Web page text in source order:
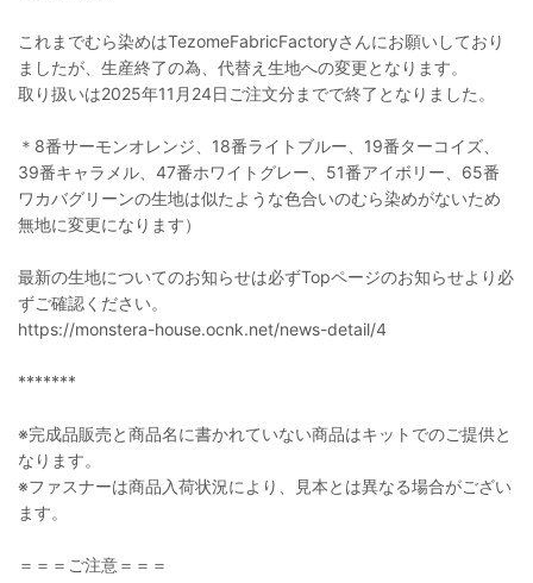
これまでむら染めはTezomeFabricFactoryさんにお願いしており
ましたが、生産終了の為、代替え生地への変更となります。
取り扱いは2025年11月24日ご注文分までで終了となりました。
＊8番サーモンオレンジ、18番ライトブルー、19番ターコイズ、
39番キャラメル、47番ホワイトグレー、51番アイボリー、65番
ワカバグリーンの生地は似たような色合いのむら染めがないため
無地に変更になります）
最新の生地についてのお知らせは必ずTopページのお知らせより必
ずご確認ください。
https://monstera-house.ocnk.net/news-detail/4
*******
※完成品販売と商品名に書かれていない商品はキットでのご提供と
なります。
※ファスナーは商品入荷状況により、見本とは異なる場合がござい
ます。
＝＝＝ご注意＝＝＝